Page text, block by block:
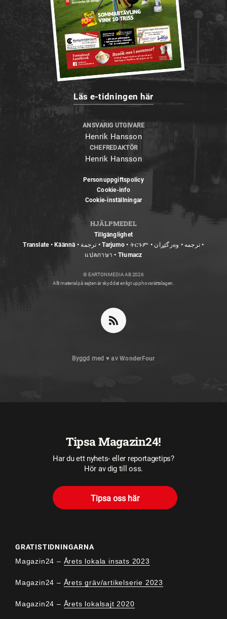
Läs e-tidningen här
ANSVARIG UTGIVARE
Henrik Hansson
CHEFREDAKTÖR
Henrik Hansson
Personuppgiftspolicy
Cookie-info
Cookie-inställningar
HJÄLPMEDEL
Tillgänglighet
Translate • Käännä • ترجمة • Tarjumo • ትርጉም • ترجمه • وەرگێڕان •
แปลภาษา • Tłumacz
© EARTON MEDIA AB 2026
Allt material på sajten är skyddat enligt upphovsrättslagen.
Byggd med ♥ avWonderFour
Tipsa Magazin24!
Har du ett nyhets- eller reportagetips?
Hör av dig till oss.
Tipsa oss här
GRATISTIDNINGARNA
Magazin24 – Årets lokala insats 2023
Magazin24 – Årets gräv/artikelserie 2023
Magazin24 – Årets lokalsajt 2020